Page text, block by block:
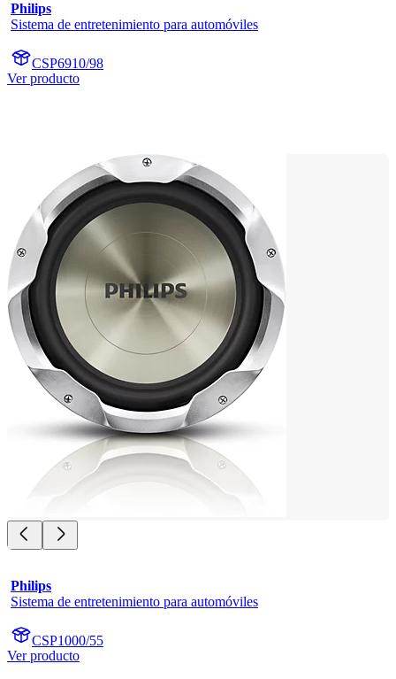
Philips
Sistema de entretenimiento para automóviles
CSP6910/98
Ver producto
Philips
Sistema de entretenimiento para automóviles
CSP1000/55
Ver producto